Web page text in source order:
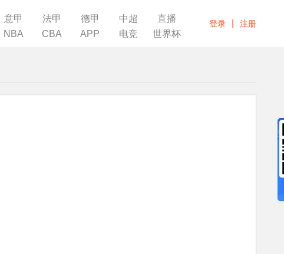
意甲 法甲 德甲 中超
直播
NBA CBA APP 电竞 世界杯
登录 注册